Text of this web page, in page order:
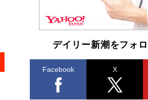
皇室はなぜ世界から尊敬されて
皇陛下はお元気でおられるか」
一声になる理由
デイリー新潮をフォ
Facebook X